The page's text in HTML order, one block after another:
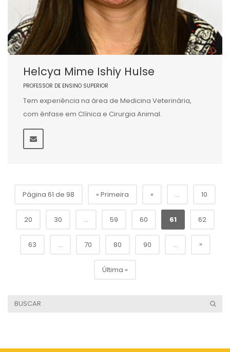
Helcya Mime Ishiy Hulse
PROFESSOR DE ENSINO SUPERIOR
Tem experiência na área de Medicina Veterinária,
com ênfase em Clínica e Cirurgia Animal.
Página 61 de 98 « Primeira « ... 10
20 30 ... 59 60 61 62
63 ... 70 80 90 ... »
Última »